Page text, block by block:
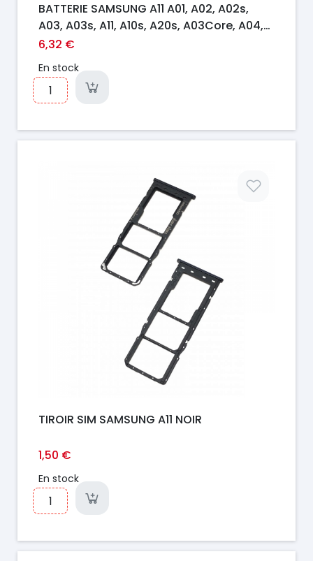
BATTERIE SAMSUNG A11 A01, A02, A02s,
A03, A03s, A11, A10s, A20s, A03Core, A04,
A03e, M04, A22, 5G, A14, 5G Series
6,32 €
En stock
TIROIR SIM SAMSUNG A11 NOIR
1,50 €
En stock